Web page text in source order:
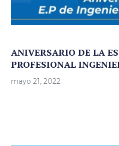
ANIVERSARIO DE LA
PROFESIONAL
mayo 21, 2022